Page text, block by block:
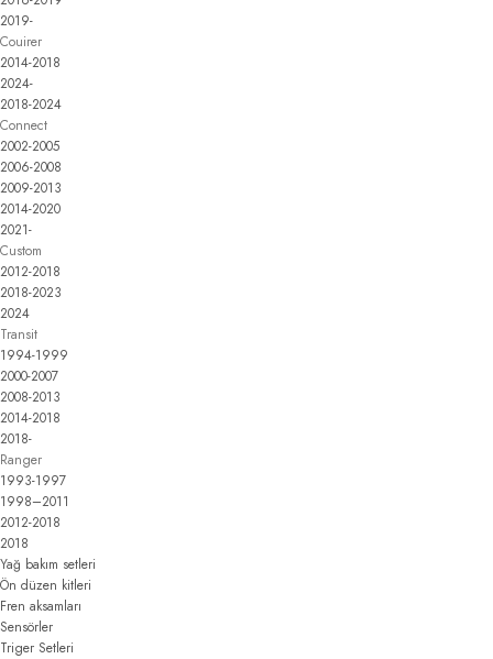
2019-
Couirer
2014-2018
2024-
2018-2024
Connect
2002-2005
2006-2008
2009-2013
2014-2020
2021-
Custom
2012-2018
2018-2023
2024
Transit
1994-1999
2000-2007
2008-2013
2014-2018
2018-
Ranger
1993-1997
1998–2011
2012-2018
2018
Yağ bakım setleri
Ön düzen kitleri
Fren aksamları
Sensörler
Triger Setleri